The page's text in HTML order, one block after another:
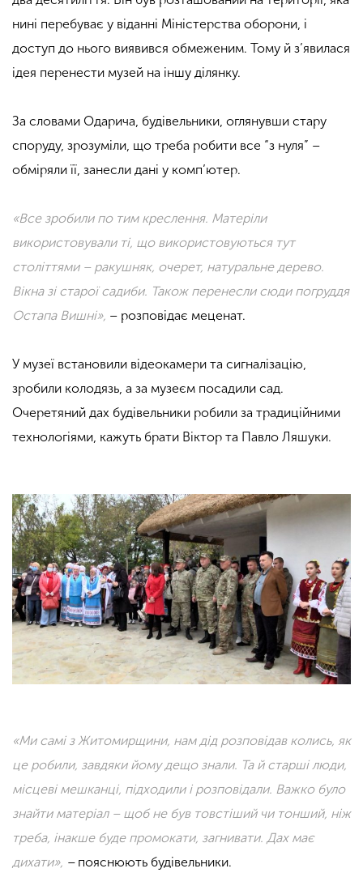
нині перебуває у віданні Міністерства оборони, і
доступ до нього виявився обмеженим. Тому й з’явилася
ідея перенести музей на іншу ділянку.
За словами Одарича, будівельники, оглянувши стару
споруду, зрозуміли, що треба робити все “з нуля” –
обміряли її, занесли дані у комп’ютер.
«Все зробили по тим креслення. Матеріли
використовували ті, що використовуються тут
століттями – ракушняк, очерет, натуральне дерево.
Вікна зі старої садиби. Також перенесли сюди погруддя
Остапа Вишні», – розповідає меценат.
У музеї встановили відеокамери та сигналізацію,
зробили колодязь, а за музеєм посадили сад.
Очеретяний дах будівельники робили за традиційними
технологіями, кажуть брати Віктор та Павло Ляшуки.
«Ми самі з Житомирщини, нам дід розповідав колись, як
це робили, завдяки йому дещо знали. Та й старші люди,
місцеві мешканці, підходили і розповідали. Важко було
знайти матеріал – щоб не був товстіший чи тонший, ніж
треба, інакше буде промокати, загнивати. Дах має
дихати», –пояснюють будівельники.